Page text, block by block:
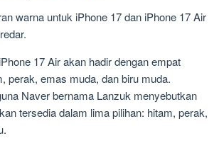
warna untuk iPhone 17 dan iPhone 17 Air
17 Air akan hadir dengan empat
perak, emas muda, dan biru muda.
Naver bernama Lanzuk menyebutkan
tersedia dalam lima pilihan: hitam, perak,